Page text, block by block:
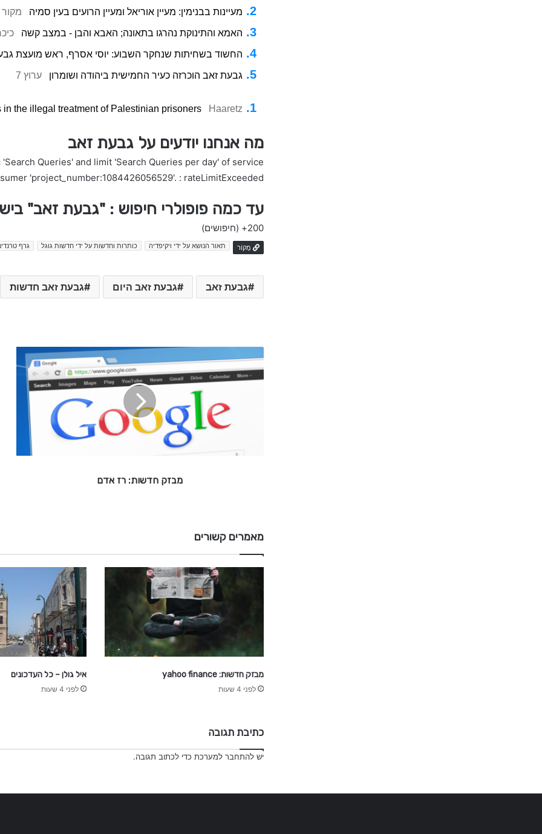
מעיינות בבנימין: מעיין אוריאל ומעיין הרועים בעין סמיה מקור
האמא והתינוקת נהרגו בתאונה; האבא והבן - במצב קשה
החשוד בשחיתות שנחקר השבוע: יוסי אסרף, ראש מועצת
גבעת זאב הוכרזה כעיר החמישית ביהודה ושומרון ערוץ 7
the illegal treatment of Palestinian prisoners Haaretz
מה אנחנו יודעים על גבעת זאב
Queries' and limit 'Search Queries per day' of service
'project_number:1084426056529'. : rateLimitExceeded
עד כמה פופולרי חיפוש : "גבעת זאב"
200+ (חיפושים)
מָקוֹר תאור הנושא על ידי ויקיפדיה כותרות וחדשות על ידי חדשות גוגל גרף
גבעת זאב גבעת זאב היום גבעת זאב חדשות
ב
ז
מבזק חדשות: רז אדם
מאמרים קשורים
מבזק חדשות: yahoo finance
לפני 4 שעות
איל גולן – כל העדכונים
לפני 4 שעות
כתיבת תגובה
ישלהתחבר למערכת כדי לכתוב תגובה.